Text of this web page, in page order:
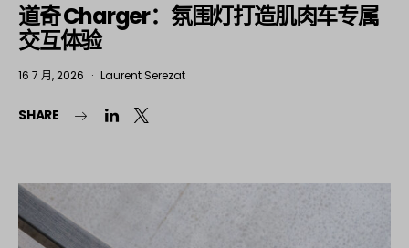
道奇 Charger：氛围灯打造肌肉车专属
交互体验
16 7 月, 2026 Laurent Serezat
SHARE